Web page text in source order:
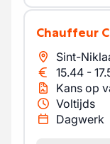
Chauffeur C
Sint-
15.44 -
Kans op
Voltijds
Dagwerk